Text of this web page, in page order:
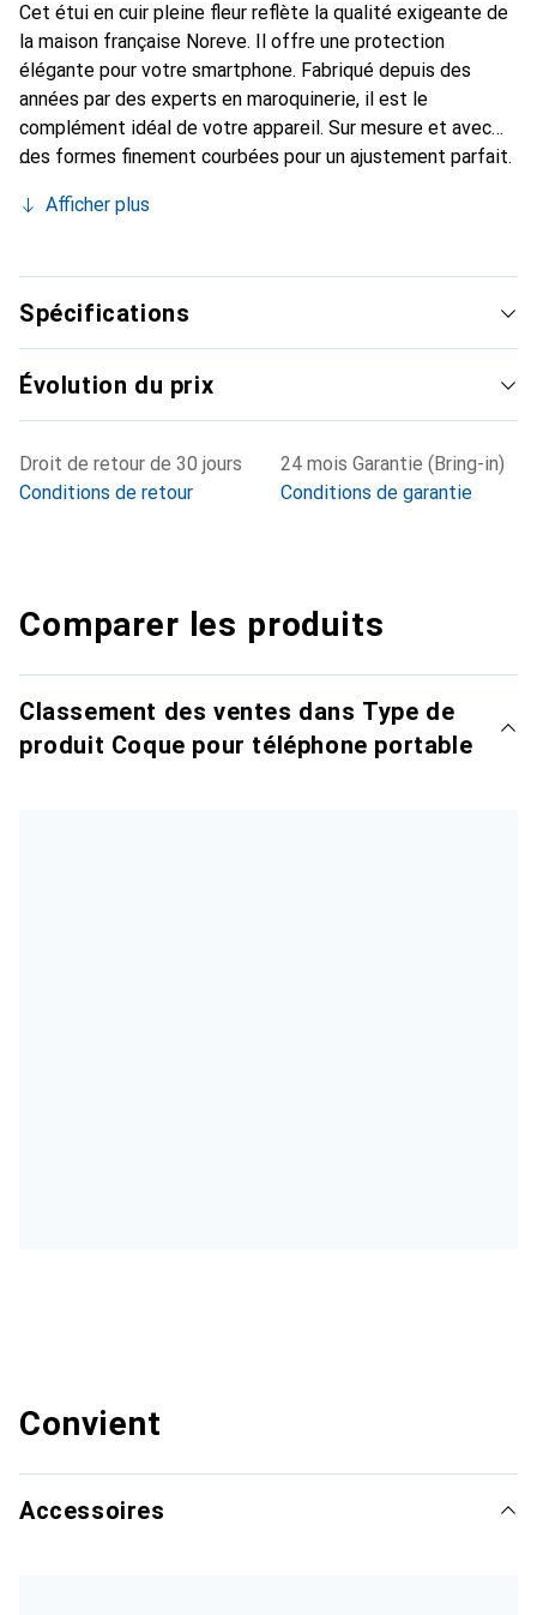
Cet étui en cuir pleine fleur reflète la qualité exigeante de
la maison française Noreve. Il offre une protection
élégante pour votre smartphone. Fabriqué depuis des
années par des experts en maroquinerie, il est le
complément idéal de votre appareil. Sur mesure et avec
des formes finement courbées pour un ajustement parfait.
smartphone. La marque Noreve est reconnue
constitue toujours un bon choix pour le client exigeant.
Afficher plus
Spécifications
Évolution du prix
Droit de retour de 30 jours
Conditions de retour
24 mois Garantie (Bring-in)
Conditions de garantie
Comparer les produits
Classement des ventes dans Type de
produit Coque pour téléphone portable
Convient
Accessoires